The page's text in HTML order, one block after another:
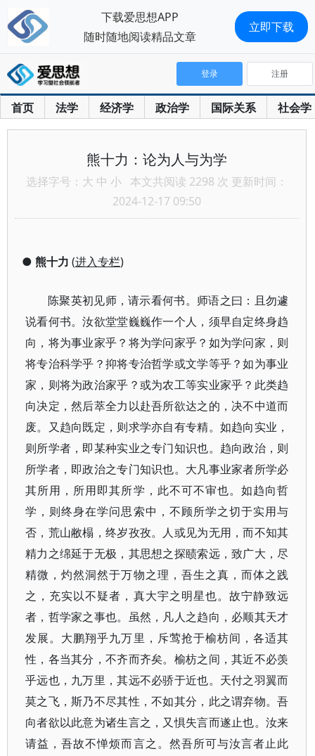
首页 法学 经济学 政治学 国际关系 社会学
登录 注册
熊十力：论为人与为学
选择字号： 大 中 小 本文共阅读 2298 次 更新时间：
2024-12-17 09:50
● 熊十力 (进入专栏)
陈聚英初见师，请示看何书。师语之曰：且勿遽
说看何书。汝欲堂堂巍巍作一个人，须早自定终身趋
向，将为事业家乎？将为学问家乎？如为学问家，则
将专治科学乎？抑将专治哲学或文学等乎？如为事业
家，则将为政治家乎？或为农工等实业家乎？此类趋
向决定，然后萃全力以赴吾所欲达之的，决不中道而
废。又趋向既定，则求学亦自有专精。如趋向实业，
则所学者，即某种实业之专门知识也。趋向政治，则
所学者，即政治之专门知识也。大凡事业家者所学必
其所用，所用即其所学，此不可不审也。如趋向哲
学，则终身在学问思索中，不顾所学之切于实用与
否，荒山敝榻，终岁孜孜。人或见为无用，而不知其
精力之绵延于无极，其思想之探赜索远，致广大，尽
精微，灼然洞然于万物之理，吾生之真，而体之践
之，充实以不疑者，真大宇之明星也。故宁静致远
者，哲学家之事也。虽然，凡人之趋向，必顺其天才
发展。大鹏翔乎九万里，斥莺抢于榆枋间，各适其
性，各当其分，不齐而齐矣。榆枋之间，其近不必羡
乎远也，九万里，其远不必骄于近也。天付之羽翼而
莫之飞，斯乃不尽其性，不如其分，此之谓弃物。吾
向者欲以此意为诸生言之，又惧失言而遂止也。汝来
请益，吾故不惮烦而言之。然吾所可与汝言者止此
下载爱思想APP
随时随地阅读精品文章
立即下载